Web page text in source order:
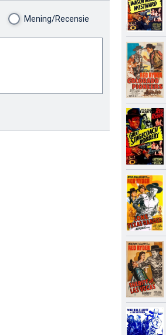
Mening/Recensie